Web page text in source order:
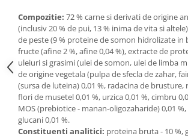
Compozitie: 72 % carne si derivati de origine
(inclusiv 20 % de pui, 13 % inima de vita si
de peste (9 % proteine de somon hidrolizate in
fructe (afine 2 %, afine 0,04 %), extracte de
uleiuri si grasimi (ulei de somon, ulei de limba
de origine vegetala (pulpa de sfecla de zahar,
(sursa de luteina) 0,01 %, radacina de brusture,
flori de musetel 0,01 %, urzica 0,01 %, cimbru
MOS (prebiotice - manan-oligozaharide) 0,01
glucani 0,01 %.
Constituenti analitici: proteina bruta - 10 %,